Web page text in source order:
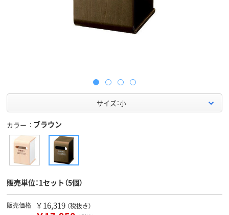
サイズ：小
カラー ブラウン
販売単位：1セット（5個）
販売価格 ￥16,319 （税抜き）